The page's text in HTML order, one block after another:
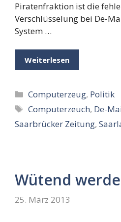
Piratenfraktion ist die
Verschlüsselung bei De-
System …
Weiterlesen
Kategorien
Computerzeug, Politik
Schlagwörter
Computerzeuch, De-
Saarbrücker Zeitung,
Wütend
25. März 2013